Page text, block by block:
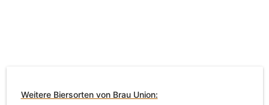
Weitere Biersorten von Brau Union: